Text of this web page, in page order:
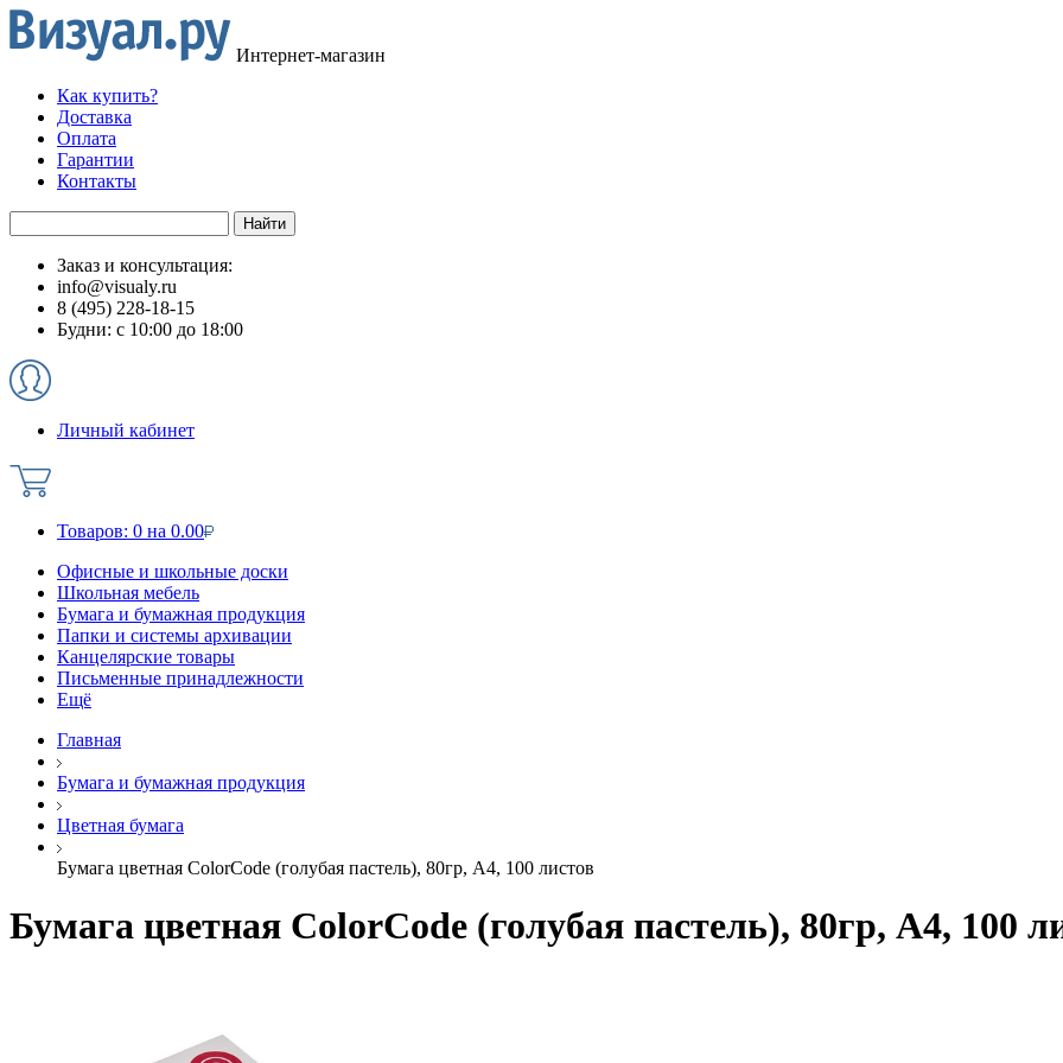
Интернет-магазин
Как купить?
Доставка
Оплата
Гарантии
Контакты
Заказ и консультация:
info@visualy.ru
8 (495) 228-18-15
Будни: с 10:00 до 18:00
Личный кабинет
Товаров: 0 на 0.00
Офисные и школьные доски
Школьная мебель
Бумага и бумажная продукция
Папки и системы архивации
Канцелярские товары
Письменные принадлежности
Ещё
Главная
Бумага и бумажная продукция
Цветная бумага
Бумага цветная ColorCode (голубая пастель), 80гр, А4, 100 листов
Бумага цветная ColorCode (голубая пастель), 80гр, А4, 100